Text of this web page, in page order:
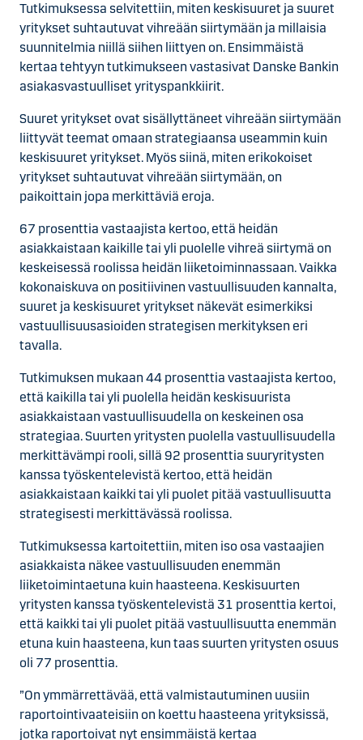
Tutkimuksessa selvitettiin, miten keskisuuret ja suuret
yritykset suhtautuvat vihreään siirtymään ja millaisia
suunnitelmia niillä siihen liittyen on. Ensimmäistä
kertaa tehtyyn tutkimukseen vastasivat Danske Bankin
asiakasvastuulliset yrityspankkiirit.
Suuret yritykset ovat sisällyttäneet vihreään siirtymään
liittyvät teemat omaan strategiaansa useammin kuin
keskisuuret yritykset. Myös siinä, miten erikokoiset
yritykset suhtautuvat vihreään siirtymään, on
paikoittain jopa merkittäviä eroja.
67 prosenttia vastaajista kertoo, että heidän
asiakkaistaan kaikille tai yli puolelle vihreä siirtymä on
keskeisessä roolissa heidän liiketoiminnassaan. Vaikka
kokonaiskuva on positiivinen vastuullisuuden kannalta,
suuret ja keskisuuret yritykset näkevät esimerkiksi
vastuullisuusasioiden strategisen merkityksen eri
tavalla.
Tutkimuksen mukaan 44 prosenttia vastaajista kertoo,
että kaikilla tai yli puolella heidän keskisuurista
asiakkaistaan vastuullisuudella on keskeinen osa
strategiaa. Suurten yritysten puolella vastuullisuudella
merkittävämpi rooli, sillä 92 prosenttia suuryritysten
kanssa työskentelevistä kertoo, että heidän
asiakkaistaan kaikki tai yli puolet pitää vastuullisuutta
strategisesti merkittävässä roolissa.
Tutkimuksessa kartoitettiin, miten iso osa vastaajien
asiakkaista näkee vastuullisuuden enemmän
liiketoimintaetuna kuin haasteena. Keskisuurten
yritysten kanssa työskentelevistä 31 prosenttia kertoi,
että kaikki tai yli puolet pitää vastuullisuutta enemmän
etuna kuin haasteena, kun taas suurten yritysten osuus
oli 77 prosenttia.
”On ymmärrettävää, että valmistautuminen uusiin
raportointivaateisiin on koettu haasteena yrityksissä,
jotka raportoivat nyt ensimmäistä kertaa